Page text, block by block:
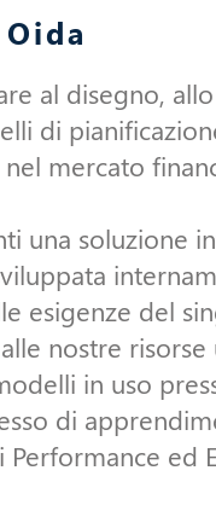
al disegno,
di
mercato
una soluzione
esigenze del
nostre risorse
in uso
di
ed